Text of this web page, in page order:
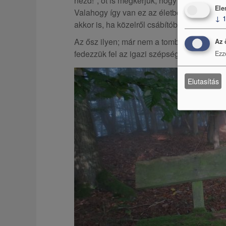
Valahogy így van ez az életben is. Néha
akkor is, ha közelről csábítóbbnak tűnik
Az ősz ilyen; már nem a tombolásra hívja
fedezzük fel az igazi szépséget a
↓ 1
Az
Elutasítás